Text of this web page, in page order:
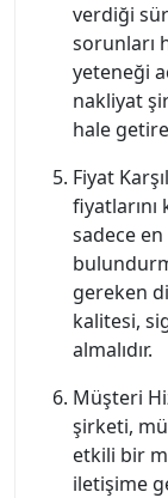
verdiği
sorunları
yeteneği
nakliyat
hale
Fiyat
fiyatlarını
sadece
gereken
kalitesi,
almalıdır.
Müşteri
şirketi,
etkili bir
iletişime